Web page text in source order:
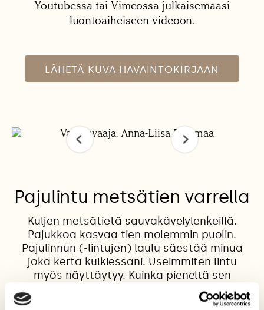
Youtubessa tai Vimeossa julkaisemaasi
luontoaiheiseen videoon.
LÄHETÄ KUVA HAVAINTOKIRJAAN
Pajulintu metsätien varrella
Kuljen metsätietä sauvakävelylenkeillä.
Pajukkoa kasvaa tien molemmin puolin.
Pajulinnun (-lintujen) laulu säestää minua
joka kerta kulkiessani. Useimmiten lintu
myös näyttäytyy. Kuinka pieneltä sen
näyttääkään! Ja kuinka sillä on hyvä
suojaväri... Olen saanut kuvattua sitä (niitä)